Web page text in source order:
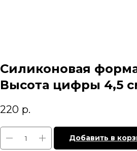
Силиконовая
Высота цифры 4,5
220 р.
Добавить в